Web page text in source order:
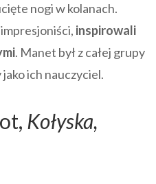
nogi w kolanach.
inspirowali
. Manet był z całej grupy
ich nauczyciel.
Kołyska,